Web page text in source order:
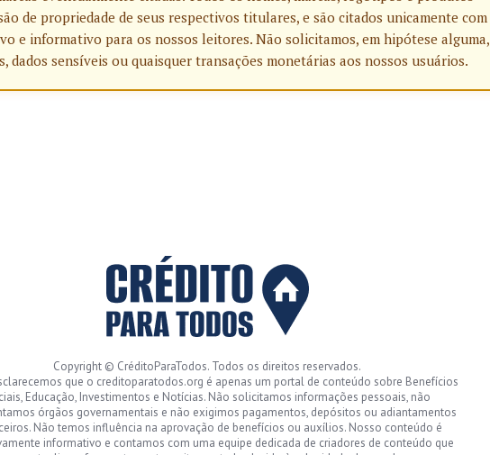
de propriedade de seus respectivos titulares, e são citados unicamente com
e informativo para os nossos leitores. Não solicitamos, em hipótese alguma,
dados sensíveis ou quaisquer transações monetárias aos nossos usuários.
Copyright © CréditoParaTodos. Todos os direitos reservados.
que o creditoparatodos.org é apenas um portal de conteúdo sobre Benefícios
Educação, Investimentos e Notícias. Não solicitamos informações pessoais, não
órgãos governamentais e não exigimos pagamentos, depósitos ou adiantamentos
Não temos influência na aprovação de benefícios ou auxílios. Nosso conteúdo é
informativo e contamos com uma equipe dedicada de criadores de conteúdo que